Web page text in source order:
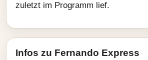
zuletzt im Programm lief.
Infos zu Fernando Express